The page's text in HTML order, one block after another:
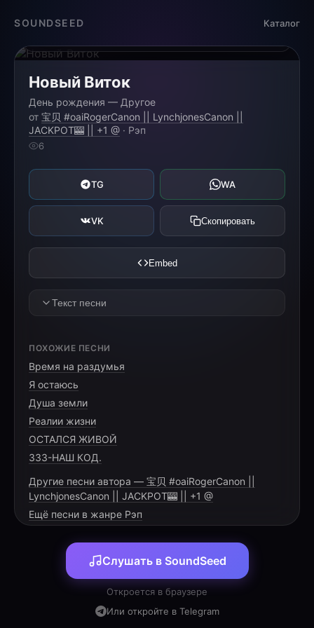
SOUNDSEED Каталог
Новый Виток
День рождения — Другое
от 宝贝 #oaiRogerCanon || LynchjonesCanon ||
JACKPOT🎰 || +1 @ · Рэп
6
TG WA
VK Скопировать
Embed
Текст песни
Эй, это твой день, лови этот бит
Весь этот город сегодня не спит
Счётчик на ноль, мы начинаем забег
Ты — в центре событий, ты — главный
[VERSE 1]
Календарь подмигнул, цифра сменила фазу
Ты залетаешь в этот год, прибавляя газу
Никаких пауз, только чистый драйв и
ПОХОЖИЕ ПЕСНИ
Время на раздумья
Я остаюсь
Душа земли
Реалии жизни
ОСТАЛСЯ ЖИВОЙ
333-НАШ КОД.
Другие песни автора — 宝贝 #oaiRogerCanon ||
LynchjonesCanon || JACKPOT🎰 || +1 @
Ещё песни в жанре Рэп
Слушать в SoundSeed
Откроется в браузере
Или откройте в Telegram